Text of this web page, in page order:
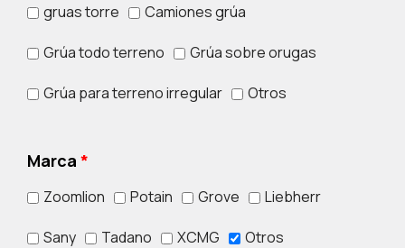
gruas torre Camiones grúa
Grúa todo terreno Grúa sobre orugas
Grúa para terreno irregular Otros
Marca *
Zoomlion Potain Grove Liebherr
Sany Tadano XCMG Otros